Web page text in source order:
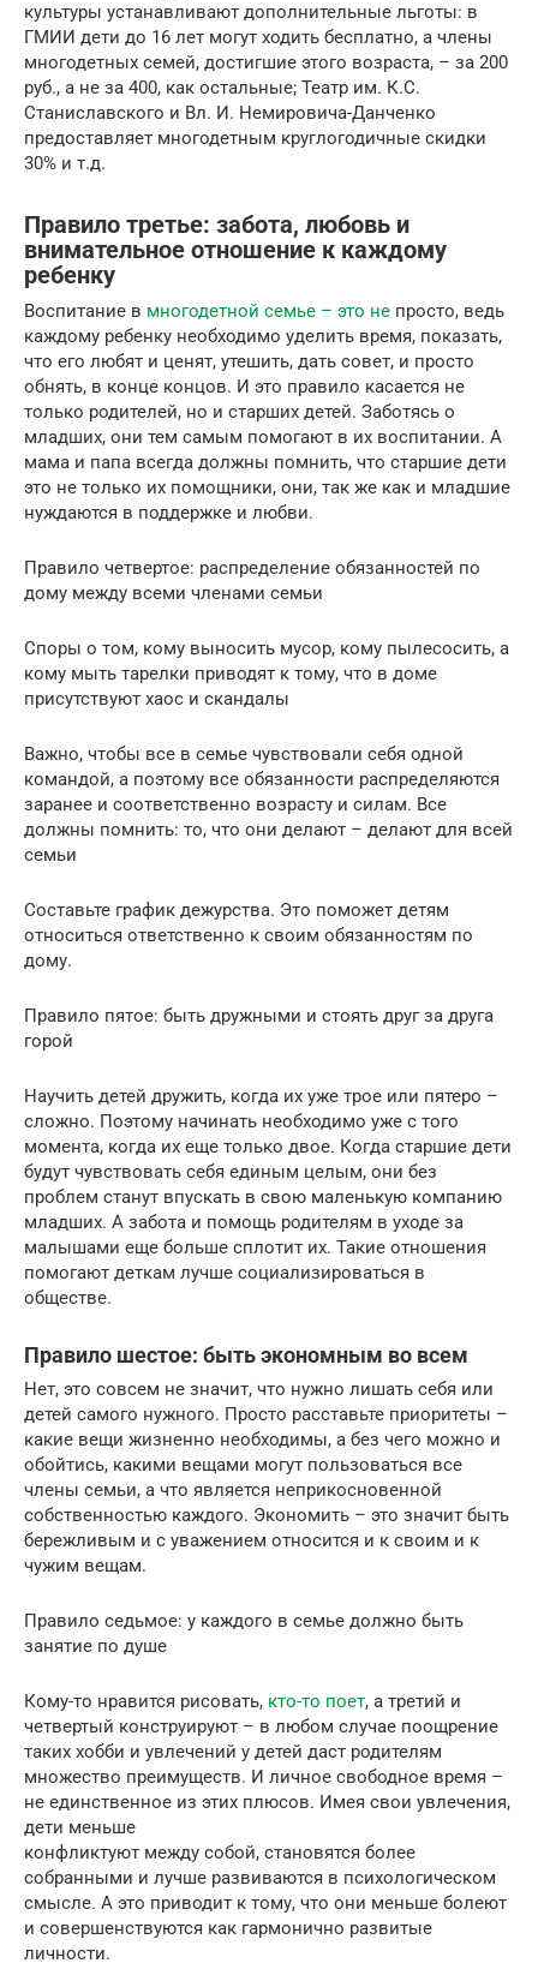
культуры устанавливают дополнительные льготы: в
ГМИИ дети до 16 лет могут ходить бесплатно, а члены
многодетных семей, достигшие этого возраста, – за 200
руб., а не за 400, как остальные; Театр им. К.С.
Станиславского и Вл. И. Немировича-Данченко
предоставляет многодетным круглогодичные скидки
30% и т.д.
Правило третье: забота, любовь и
внимательное отношение к каждому
ребенку
Воспитание в многодетной семье – это не просто, ведь
каждому ребенку необходимо уделить время, показать,
что его любят и ценят, утешить, дать совет, и просто
обнять, в конце концов. И это правило касается не
только родителей, но и старших детей. Заботясь о
младших, они тем самым помогают в их воспитании. А
мама и папа всегда должны помнить, что старшие дети
это не только их помощники, они, так же как и младшие
нуждаются в поддержке и любви.
Правило четвертое: распределение обязанностей по
дому между всеми членами семьи
Споры о том, кому выносить мусор, кому пылесосить, а
кому мыть тарелки приводят к тому, что в доме
присутствуют хаос и скандалы
Важно, чтобы все в семье чувствовали себя одной
командой, а поэтому все обязанности распределяются
заранее и соответственно возрасту и силам. Все
должны помнить: то, что они делают – делают для всей
семьи
Составьте график дежурства. Это поможет детям
относиться ответственно к своим обязанностям по
дому.
Правило пятое: быть дружными и стоять друг за друга
горой
Научить детей дружить, когда их уже трое или пятеро –
сложно. Поэтому начинать необходимо уже с того
момента, когда их еще только двое. Когда старшие дети
будут чувствовать себя единым целым, они без
проблем станут впускать в свою маленькую компанию
младших. А забота и помощь родителям в уходе за
малышами еще больше сплотит их. Такие отношения
помогают деткам лучше социализироваться в
обществе.
Правило шестое: быть экономным во всем
Нет, это совсем не значит, что нужно лишать себя или
детей самого нужного. Просто расставьте приоритеты –
какие вещи жизненно необходимы, а без чего можно и
обойтись, какими вещами могут пользоваться все
члены семьи, а что является неприкосновенной
собственностью каждого. Экономить – это значит быть
бережливым и с уважением относится и к своим и к
чужим вещам.
Правило седьмое: у каждого в семье должно быть
занятие по душе
Кому-то нравится рисовать, кто-то поет, а третий и
четвертый конструируют – в любом случае поощрение
таких хобби и увлечений у детей даст родителям
множество преимуществ. И личное свободное время –
не единственное из этих плюсов. Имея свои увлечения,
дети меньше
конфликтуют между собой, становятся более
собранными и лучше развиваются в психологическом
смысле. А это приводит к тому, что они меньше болеют
и совершенствуются как гармонично развитые
личности.